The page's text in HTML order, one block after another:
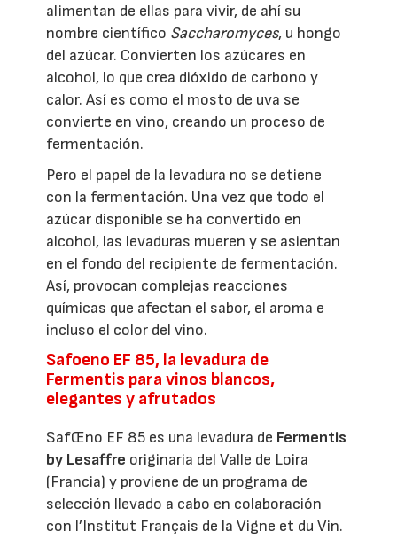
alimentan de ellas para vivir, de ahí su
nombre científico Saccharomyces, u hongo
del azúcar. Convierten los azúcares en
alcohol, lo que crea dióxido de carbono y
calor. Así es como el mosto de uva se
convierte en vino, creando un proceso de
fermentación.
Pero el papel de la levadura no se detiene
con la fermentación. Una vez que todo el
azúcar disponible se ha convertido en
alcohol, las levaduras mueren y se asientan
en el fondo del recipiente de fermentación.
Así, provocan complejas reacciones
químicas que afectan el sabor, el aroma e
incluso el color del vino.
Safoeno EF 85, la levadura de
Fermentis para vinos blancos,
elegantes y afrutados
SafŒno EF 85 es una levadura de Fermentis
by Lesaffre originaria del Valle de Loira
(Francia) y proviene de un programa de
selección llevado a cabo en colaboración
con l’Institut Français de la Vigne et du Vin.